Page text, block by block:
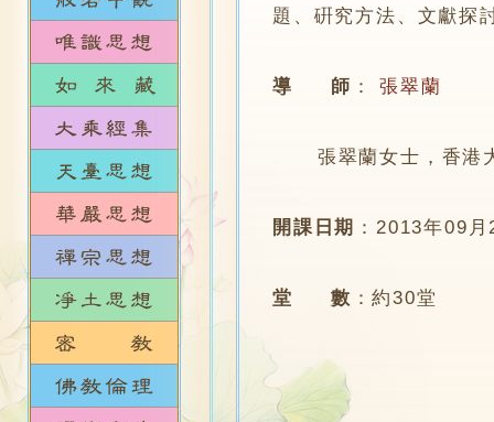
題、硏究方法、文獻探
導 師 ： 張翠蘭
張翠蘭女士，香港
開課日期 ：2013年09月
堂 數 ：約30堂